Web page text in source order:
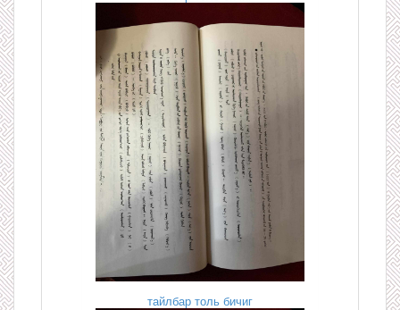
тайлбар толь бичиг